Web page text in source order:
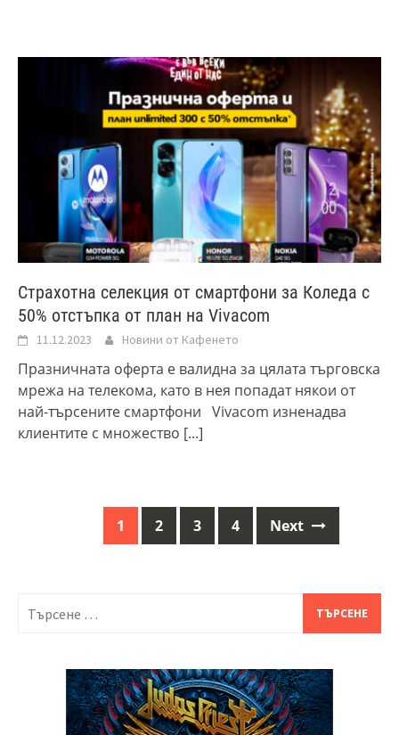
Страхотна селекция от смартфони за Коледа с
50% отстъпка от план на Vivacom
11.12.2023 Новини от Кафенето
Празничната оферта е валидна за цялата търговска
мрежа на телекома, като в нея попадат някои от
най-търсените смартфони Vivacom изненадва
клиентите с множество [...]
1 2 3 4 Next
за: